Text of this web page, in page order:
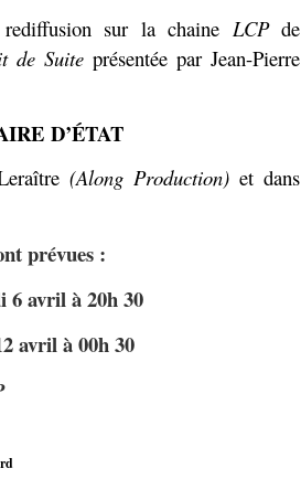
sur la chaine LCPde
de Suite présentée par Jean-Pierre
D’ÉTAT
(Along Production)et dans
prévues :
6 avril à 20h 30
avril à 00h 30